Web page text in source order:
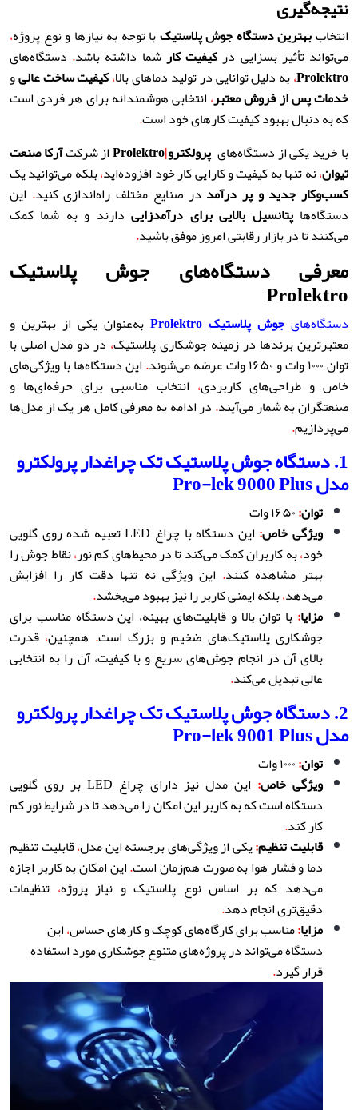
نتیجه‌گیری
انتخاببهترین دستگاه جوش پلاستیکبا توجه به نیازها و نوع پروژه،
می‌تواند تأثیر بسزایی درکیفیت کارشما داشته باشد. دستگاه‌های
Prolektro،به دلیل توانایی در تولید دماهای بالا،کیفیت ساخت عالیو
خدمات پس از فروش معتبر،انتخابی هوشمندانه برای هر فردی است
که به دنبال بهبود کیفیت کارهای خود است.
با خرید یکی از دستگاه‌هایپرولکترو|
Prolektroاز شرکتآرکا صنعت
تیوان،نه تنها به کیفیت و کارایی کار خود افزوده‌اید،بلکه می‌توانید یک
کسب‌وکار جدید و پر درآمد در صنایع مختلف راه‌اندازی کنید. این
دستگاه‌هاپتانسیل بالایی برای درآمدزاییدارند و به شما کمک
می‌کنند تا در بازار رقابتی امروز موفق باشید.
معرفی دستگاه‌های جوش پلاستیک
Prolektro
دستگاه‌های جوش پلاستیک
به‌عنوان یکی از بهترین و
معتبرترین برندها در زمینه جوشکاری پلاستیک، در دو مدل اصلی با
توان ۱۰۰۰ وات و ۱۶۵۰ وات عرضه می‌شوند
.این دستگاه‌ها با ویژگی‌های
خاص و طراحی‌های کاربردی، انتخاب مناسبی برای حرفه‌ای‌ها و
صنعتگران به شمار می‌آیند.در ادامه به معرفی کامل هر یک از مدل‌ها
می‌پردازیم.
1. دستگاه جوش پلاستیک تک چراغدار پرولکترو
مدل Pro-lek 9000 Plus
توان:
ویژگی خاص:
این دستگاه با چراغ LED تعبیه شده روی گلویی
خود،به کاربران کمک می‌کند تا در محیط‌های کم نور،نقاط جوش را
بهتر مشاهده کنند. این ویژگی نه تنها دقت کار را افزایش
می‌دهد،بلکه ایمنی کاربر را نیز بهبود می‌بخشد.
مزایا: با توان بالا و قابلیت‌های بهینه، این دستگاه مناسب برای
جوشکاری پلاستیک‌های ضخیم و بزرگ است. همچنین، قدرت
بالای آن در انجام جوش‌های سریع و با کیفیت، آن را به انتخابی
عالی تبدیل می‌کند.
2. دستگاه جوش پلاستیک تک چراغدار پرولکترو
مدل Pro-lek 9001 Plus
توان:
ویژگی خاص:
این مدل نیز دارای چراغ LED بر روی گلویی
دستگاه است که به کاربر این امکان را می‌دهد تا در شرایط نور کم
کار کند.
قابلیت تنظیم:یکی از ویژگی‌های برجسته این مدل،قابلیت تنظیم
دما و فشار هوا به صورت هم‌زمان است.این امکان به کاربر اجازه
می‌دهد که بر اساس نوع پلاستیک و نیاز پروژه، تنظیمات
دقیق‌تری انجام دهد.
مزایا:مناسب برای کارگاه‌های کوچک و کارهای حساس،این
دستگاه می‌تواند در پروژه‌های متنوع جوشکاری مورد استفاده
قرار گیرد.